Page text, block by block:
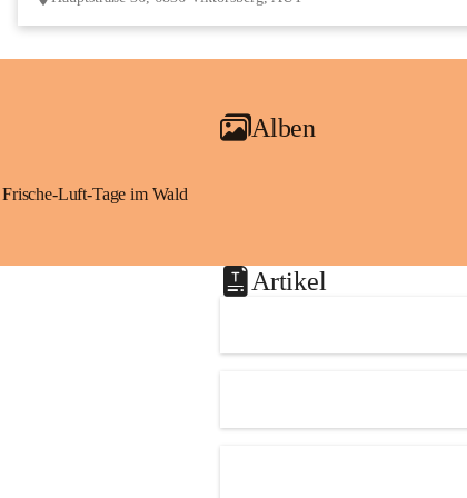
Alben
Frische-Luft-Tage im Wald
Artikel